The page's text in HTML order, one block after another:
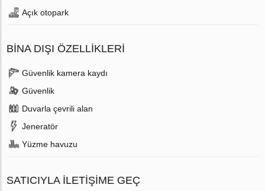
Açık otopark
BINA DIŞI ÖZELLIKLERI
Güvenlik kamera kaydı
Güvenlik
Duvarla çevrili alan
Jeneratör
Yüzme havuzu
SATICIYLA ILETIŞIME GEÇ